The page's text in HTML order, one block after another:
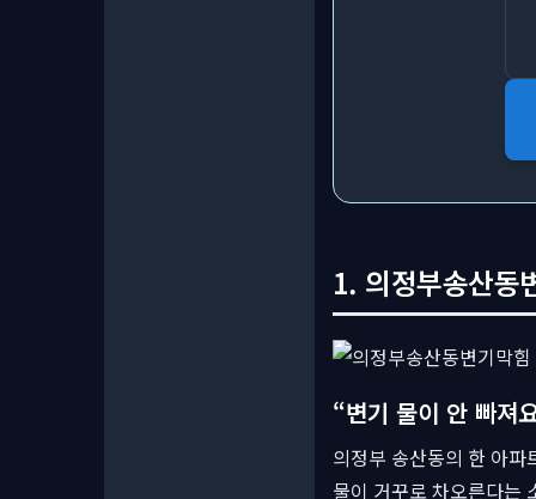
1. 의정부송산동
“변기 물이 안 빠져
의정부 송산동의 한 아
물이 거꾸로 차오른다는